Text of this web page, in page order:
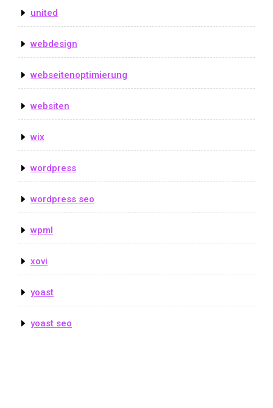
united
webdesign
webseitenoptimierung
websiten
wix
wordpress
wordpress seo
wpml
xovi
yoast
yoast seo